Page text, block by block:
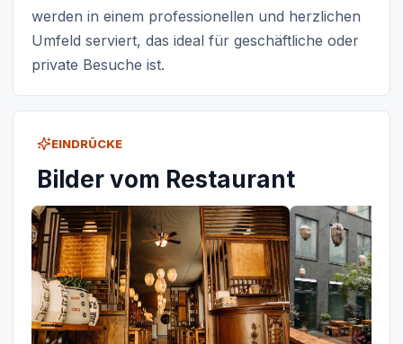
werden in einem professionellen und herzlichen
Umfeld serviert, das ideal für geschäftliche oder
private Besuche ist.
EINDRÜCKE
Bilder vom Restaurant